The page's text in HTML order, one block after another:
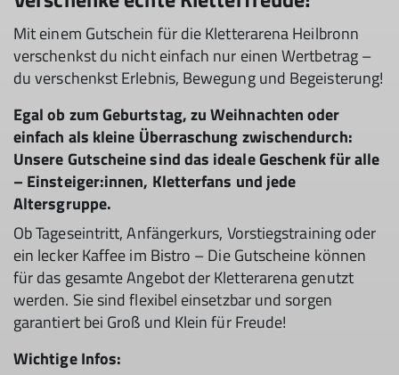
Mit einem Gutschein für die Kletterarena Heilbronn
verschenkst du nicht einfach nur einen Wertbetrag –
du verschenkst Erlebnis, Bewegung und Begeisterung!
Egal ob zum Geburtstag, zu Weihnachten oder
einfach als kleine Überraschung zwischendurch:
Unsere Gutscheine sind das ideale Geschenk für alle
– Einsteiger:innen, Kletterfans und jede
Altersgruppe.
Ob Tageseintritt, Anfängerkurs, Vorstiegstraining oder
ein lecker Kaffee im Bistro – Die Gutscheine können
für das gesamte Angebot der Kletterarena genutzt
werden. Sie sind flexibel einsetzbar und sorgen
garantiert bei Groß und Klein für Freude!
Wichtige Infos: